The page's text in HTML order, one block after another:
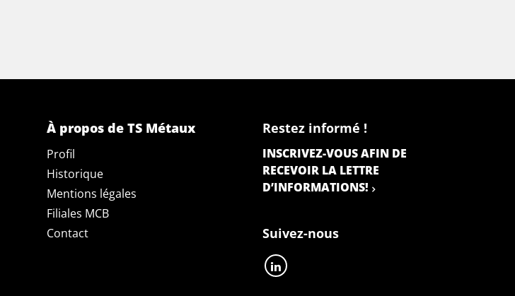
À propos de TS Métaux
Profil
Historique
Mentions légales
Filiales MCB
Contact
Restez informé !
INSCRIVEZ-VOUS AFIN DE
RECEVOIR LA LETTRE
D’INFORMATIONS!
Suivez-nous